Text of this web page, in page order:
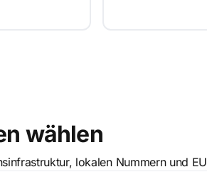
wählen
lokalen Nummern und